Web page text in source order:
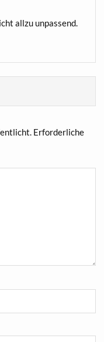
all­zu unpassend.
Erforderliche